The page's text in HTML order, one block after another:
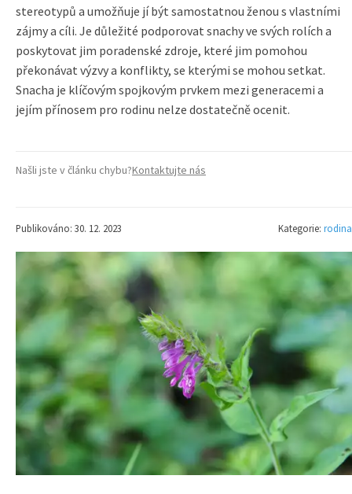
stereotypů a umožňuje jí být samostatnou ženou s vlastními
zájmy a cíli. Je důležité podporovat snachy ve svých rolích a
poskytovat jim poradenské zdroje, které jim pomohou
překonávat výzvy a konflikty, se kterými se mohou setkat.
Snacha je klíčovým spojkovým prvkem mezi generacemi a
jejím přínosem pro rodinu nelze dostatečně ocenit.
Našli jste v článku chybu?Kontaktujte nás
Publikováno: 30. 12. 2023 Kategorie: rodina